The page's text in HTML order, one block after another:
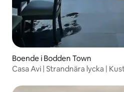
Boende i Bodden Town
Casa Avi | Strandnära lycka |